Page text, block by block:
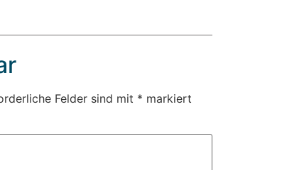
Felder sind mit * markiert